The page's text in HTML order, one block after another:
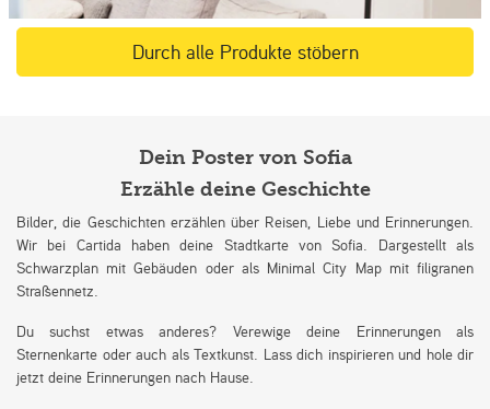
Durch alle Produkte stöbern
Dein Poster von Sofia
Erzähle deine Geschichte
Bilder, die Geschichten erzählen über Reisen, Liebe und Erinnerungen.
Wir bei Cartida haben deine Stadtkarte von Sofia. Dargestellt als
Schwarzplan mit Gebäuden oder als Minimal City Map mit filigranen
Straßennetz.
Du suchst etwas anderes? Verewige deine Erinnerungen als
Sternenkarte oder auch als Textkunst. Lass dich inspirieren und hole dir
jetzt deine Erinnerungen nach Hause.